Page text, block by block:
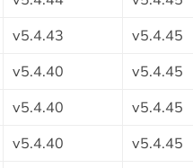
v5.4.43
v5.4.45
v5.4.40
v5.4.45
v5.4.40
v5.4.45
v5.4.40
v5.4.45